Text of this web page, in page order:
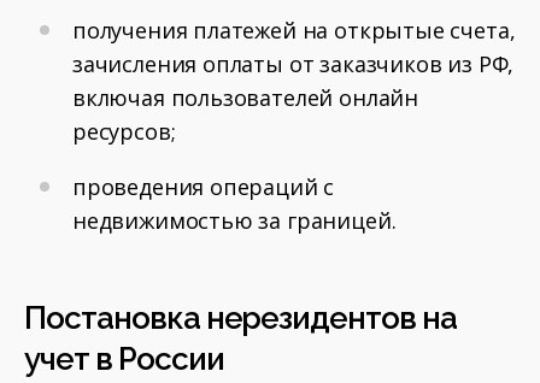
получения платежей на открытые счета,
зачисления оплаты от заказчиков из РФ,
включая пользователей онлайн
ресурсов;
проведения операций с
недвижимостью за границей.
Постановка нерезидентов на
учет в России